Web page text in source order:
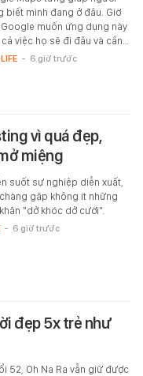
biết mình đang ở đâu. Giờ
Google muốn ứng dụng này
việc họ sẽ đi đâu và cần…
- 6 giờ trước
vì quá đẹp,
miệng
suốt sự nghiệp diễn xuất,
gặp không ít những
"dở khóc dở cười".
- 6 giờ trước
đẹp 5x trẻ như
52, Oh Na Ra vẫn giữ được